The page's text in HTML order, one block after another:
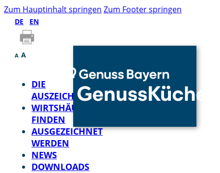
Zum Hauptinhalt springen Zum Footer springen
DE EN
A A
DIE
AUSZEICHNUNG
WIRTSHÄUSER
FINDEN
AUSGEZEICHNET
WERDEN
NEWS
DOWNLOADS